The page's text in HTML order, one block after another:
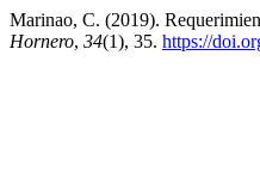
Marinao, C. (2019).
Hornero, 34(1), 35. https://